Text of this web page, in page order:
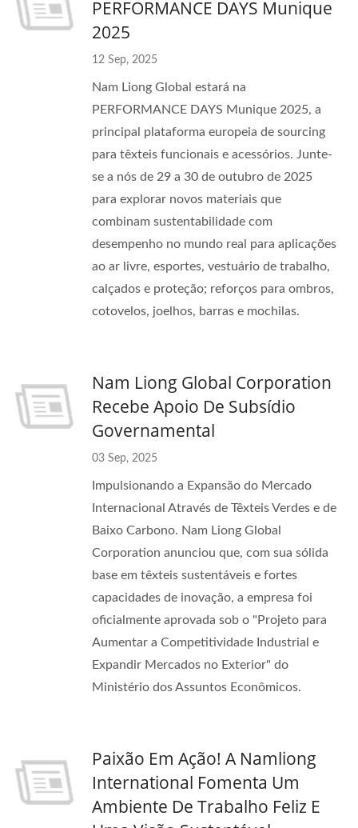
PERFORMANCE DAYS Munique
2025
12 Sep, 2025
Nam Liong Global estará na
PERFORMANCE DAYS Munique 2025, a
principal plataforma europeia de sourcing
para têxteis funcionais e acessórios. Junte-
se a nós de 29 a 30 de outubro de 2025
para explorar novos materiais que
combinam sustentabilidade com
desempenho no mundo real para aplicações
ao ar livre, esportes, vestuário de trabalho,
calçados e proteção; reforços para ombros,
cotovelos, joelhos, barras e mochilas.
Nam Liong Global Corporation
Recebe Apoio De Subsídio
Governamental
03 Sep, 2025
Impulsionando a Expansão do Mercado
Internacional Através de Têxteis Verdes e de
Baixo Carbono. Nam Liong Global
Corporation anunciou que, com sua sólida
base em têxteis sustentáveis e fortes
capacidades de inovação, a empresa foi
oficialmente aprovada sob o "Projeto para
Aumentar a Competitividade Industrial e
Expandir Mercados no Exterior" do
Ministério dos Assuntos Econômicos.
Paixão Em Ação! A Namliong
International Fomenta Um
Ambiente De Trabalho Feliz E